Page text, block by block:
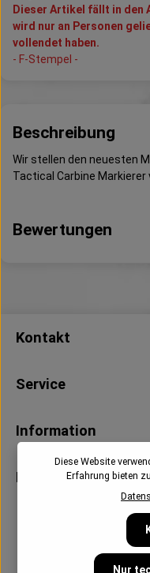
Dieser Artikel fällt in den
wird nur an Personen
vollendet haben.
- F-Stempel -
Beschreibung
Wir stellen den neuesten
Tactical Carbine Markierer
Bewertungen
Kontakt
Service
Information
Newsletter
Diese Website
Erfahrung bieten
Nur